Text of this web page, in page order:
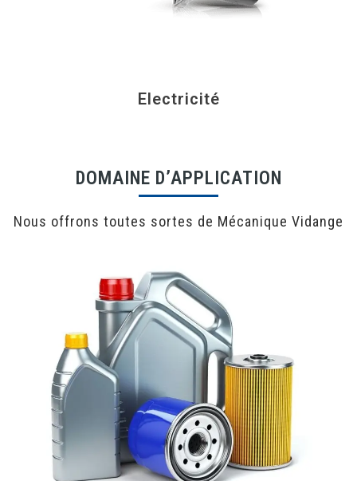
Electricité
DOMAINE D’APPLICATION
Nous offrons toutes sortes de Mécanique Vidange